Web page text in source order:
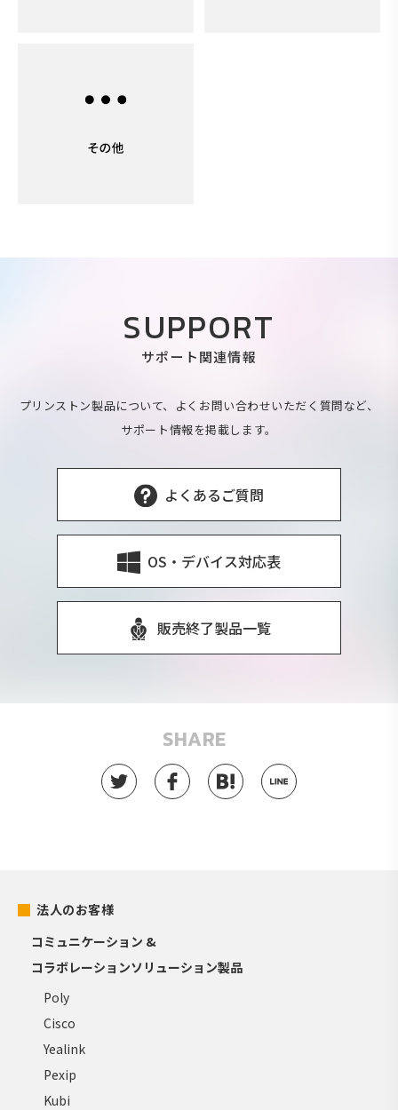
SUPPORT
サポート関連情報
プリンストン製品について、よくお問い合わせいただく質問など、
サポート情報を掲載します。
よくあるご質問
OS・デバイス対応表
販売終了製品一覧
SHARE
法人のお客様
コミュニケーション &
コラボレーションソリューション製品
Poly
Cisco
Yealink
Pexip
Kubi